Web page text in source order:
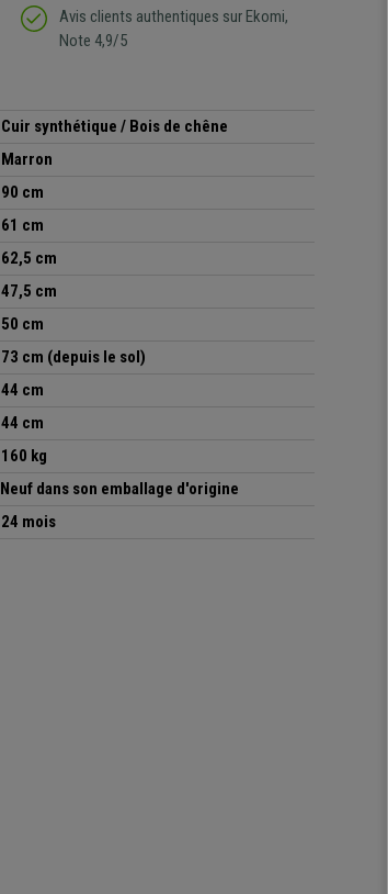
Avis clients authentiques sur Ekomi,
Note 4,9/5
Cuir synthétique / Bois de chêne
Marron
90 cm
61 cm
62,5 cm
47,5 cm
50 cm
73 cm (depuis le sol)
44 cm
44 cm
160 kg
Neuf dans son emballage d'origine
24 mois